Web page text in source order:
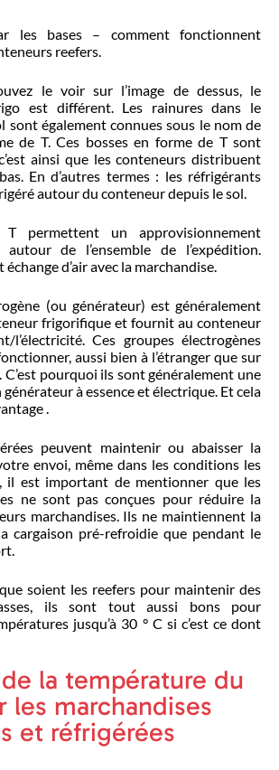
les bases – comment fonctionnent
reefers.
le voir sur l’image de dessus, le
est différent. Les rainures dans le
sont également connues sous le nom de
de T. Ces bosses en forme de T sont
ainsi que les conteneurs distribuent
En d’autres termes : les réfrigérants
autour du conteneur depuis le sol.
permettent un approvisionnement
de l’ensemble de l’expédition.
d’air avec la marchandise.
(ou générateur) est généralement
frigorifique et fournit au conteneur
l’électricité. Ces groupes électrogènes
aussi bien à l’étranger que sur
pourquoi ils sont généralement une
générateur à essence et électrique. Et cela
.
peuvent maintenir ou abaisser la
envoi, même dans les conditions les
il est important de mentionner que les
ne sont pas conçues pour réduire la
marchandises. Ils ne maintiennent la
cargaison pré-refroidie que pendant le
soient les reefers pour maintenir des
ils sont tout aussi bons pour
jusqu’à 30 ° C si c’est ce dont
la température du
les marchandises
et réfrigérées